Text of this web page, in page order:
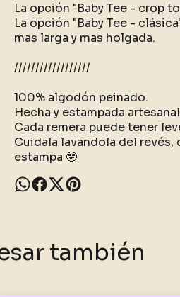
La opción "Baby Tee - crop
La opción "Baby Tee -
mas larga y mas holgada.
//////////////////
100% algodón peinado.
Hecha y estampada
Cada remera puede tener
Cuidala lavandola del
estampa 🤓
también